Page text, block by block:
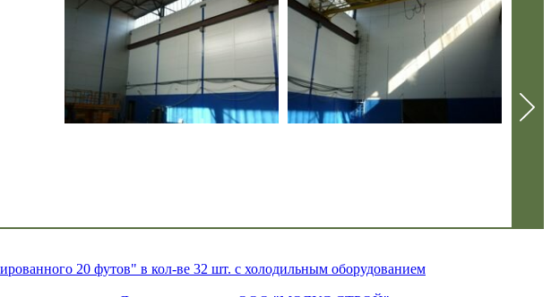
20 футов" в кол-ве 32 шт. с холодильным оборудованием